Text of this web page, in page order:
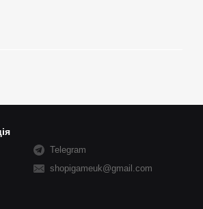
Telegram
shopigameuk@gmail.com